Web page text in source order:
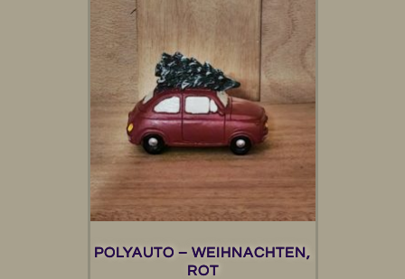
POLYAUTO – WEIHNACHTEN,
ROT